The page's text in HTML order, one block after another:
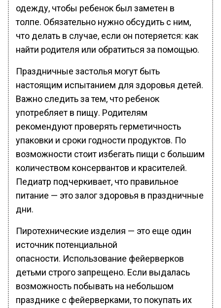
одежду, чтобы ребенок был заметен в
толпе. Обязательно нужно обсудить с ним,
что делать в случае, если он потеряется: как
найти родителя или обратиться за помощью.
Праздничные застолья могут быть
настоящим испытанием для здоровья детей.
Важно следить за тем, что ребенок
употребляет в пищу. Родителям
рекомендуют проверять герметичность
упаковки и сроки годности продуктов. По
возможности стоит избегать пищи с большим
количеством консервантов и красителей.
Педиатр подчеркивает, что правильное
питание — это залог здоровья в праздничные
дни.
Пиротехнические изделия — это еще один
источник потенциальной
опасности. Использование фейерверков
детьми строго запрещено. Если выдалась
возможность побывать на небольшом
празднике с фейерверками, то покупать их